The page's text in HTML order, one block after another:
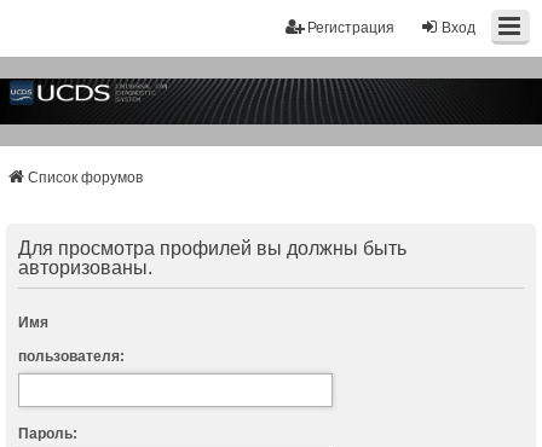
Вход
Регистрация
Список форумов
Для просмотра профилей вы должны быть
авторизованы.
Имя
пользователя:
Пароль: